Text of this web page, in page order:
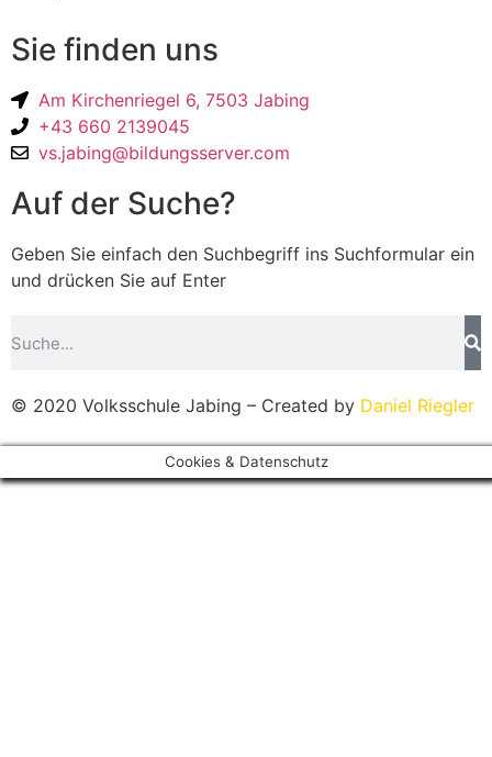
Sie finden uns
Am Kirchenriegel 6, 7503 Jabing
+43 660 2139045
vs.jabing@bildungsserver.com
Auf der Suche?
Geben Sie einfach den Suchbegriff ins Suchformular ein
und drücken Sie auf Enter
© 2020 Volksschule Jabing – Created by Daniel Riegler
Cookies & Datenschutz